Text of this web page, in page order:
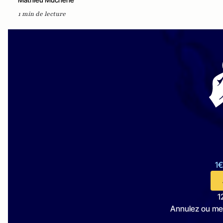
1 min de lecture
Annulez ou